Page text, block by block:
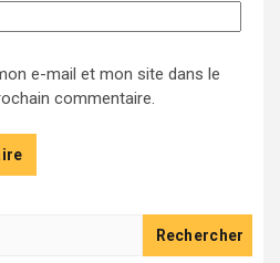
e-mail et mon site dans le
commentaire.